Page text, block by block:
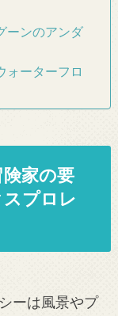
ーンのアンダ
ォーターフロ
家の要
プロレ
ーは風景やプ